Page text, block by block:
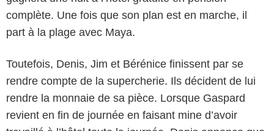
complète. Une fois que son plan est en marche, il
part à la plage avec Maya.
Toutefois, Denis, Jim et Bérénice finissent par se
rendre compte de la supercherie. Ils décident de lui
rendre la monnaie de sa pièce. Lorsque Gaspard
revient en fin de journée en faisant mine d’avoir